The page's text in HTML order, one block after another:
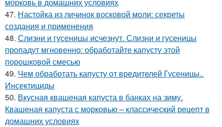
47. Настойка из личинок восковой моли: секреты
создания и применения
48. Слизни и гусеницы исчезнут. Слизни и гусеницы
пропадут мгновенно: обработайте капусту этой
порошковой смесью
49. Чем обработать капусту от вредителей Гусеницы..
Инсектициды
50. Вкусная квашеная капуста в банках на зиму.
Квашеная капуста с морковью – классический рецепт в
домашних условиях